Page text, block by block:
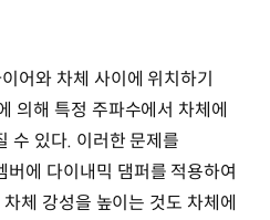
어와 차체 사이에 위치하기
의해 특정 주파수에서 차체에
수 있다. 이러한 문제를
에 다이내믹 댐퍼를 적용하여
체 강성을 높이는 것도 차체에